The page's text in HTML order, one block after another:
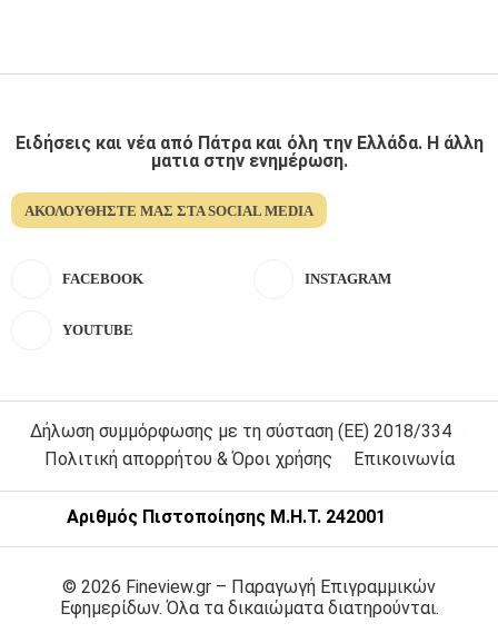
Ειδήσεις και νέα από Πάτρα και όλη την Ελλάδα. Η άλλη
ματια στην ενημέρωση.
ΑΚΟΛΟΥΘΉΣΤΕ ΜΑΣ ΣΤΑ SOCIAL MEDIA
FACEBOOK INSTAGRAM
YOUTUBE
Δήλωση συμμόρφωσης με τη σύσταση (ΕΕ) 2018/334
Πολιτική απορρήτου & Όροι χρήσης
Επικοινωνία
Αριθμός Πιστοποίησης Μ.Η.Τ. 242001
© 2026 Fineview.gr – Παραγωγή Επιγραμμικών
Εφημερίδων. Όλα τα δικαιώματα διατηρούνται.